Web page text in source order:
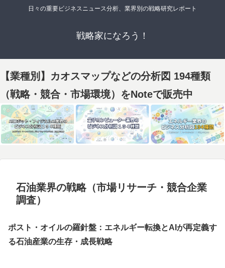
日々の重要ビジネスニュース分析、業界別の戦略研究レポート
戦略家になろう！
【業種別】カオスマップなどの分析図 194種類
（戦略・競合・市場環境）をNoteで販売中
石油業界の戦略（市場リサーチ・競合企業
調査）
ポスト・オイルの羅針盤：エネルギー転換とAIが再定義す
る石油産業の生存・成長戦略